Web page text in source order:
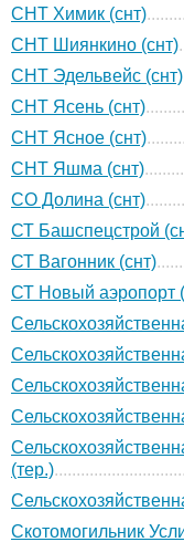
СНТ Химик (снт)
СНТ Шиянкино (снт)
СНТ Эдельвейс (снт)
СНТ Ясень (снт)
СНТ Ясное (снт)
СНТ Яшма (снт)
СО Долина (снт)
СТ Башспецстрой
СТ Вагонник (снт)
СТ Новый аэропорт
(тер.)
Скотомогильник